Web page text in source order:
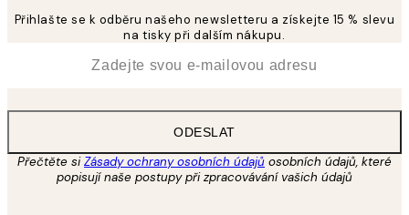
Přihlašte se k odběru našeho newsletteru a získejte 15 % slevu
na tisky při dalším nákupu.
ODESLAT
Přečtěte siZásady ochrany osobních údajů osobních údajů, které
popisují naše postupy při zpracovávání vašich údajů